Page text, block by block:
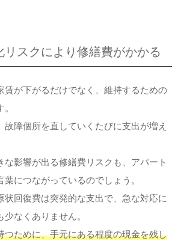
リスクにより修繕費がかかる
賃が下がるだけでなく、維持するための
故障個所を直していくたびに支出が増え
な影響が出る修繕費リスクも、アパート
につながっているのでしょう。
状回復費は突発的な支出で、急な対応に
なくありません。
つために、手元にある程度の現金を残し